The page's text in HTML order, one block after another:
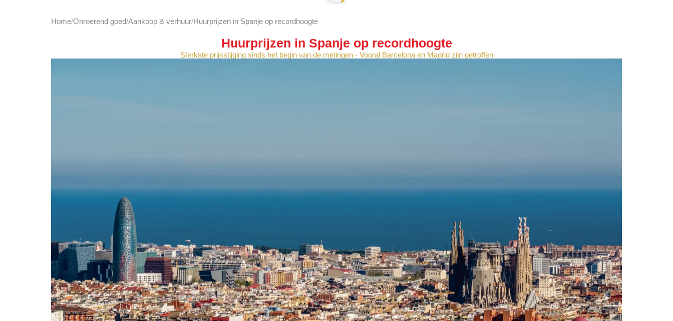
Home Onroerend goed Aankoop & verhuur Huurprijzen in Spanje op recordhoogte
Huurprijzen in Spanje op recordhoogte
Sterkste prijsstijging sinds het begin van de metingen - Vooral Barcelona en Madrid zijn getroffen